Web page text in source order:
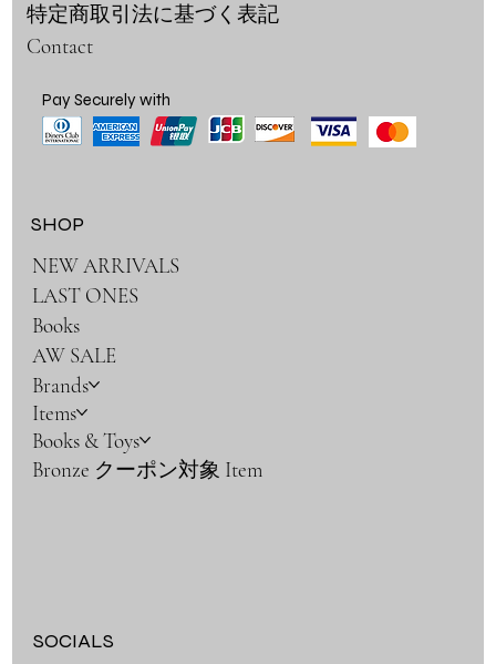
特定商取引法に基づく表記
Contact
SHOP
NEW ARRIVALS
LAST ONES
Books
AW SALE
Brands
Items
Books & Toys
Bronze クーポン対象 Item
SOCIALS
Pay Securely with